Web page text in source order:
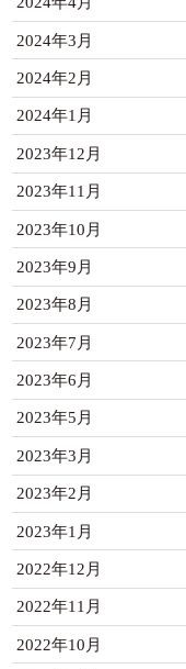
2024年3月
2024年2月
2024年1月
2023年12月
2023年11月
2023年10月
2023年9月
2023年8月
2023年7月
2023年6月
2023年5月
2023年3月
2023年2月
2023年1月
2022年12月
2022年11月
2022年10月